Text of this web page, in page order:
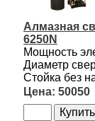
Алмазная
6250N
Мощность
Диаметр
Стойка без
50050